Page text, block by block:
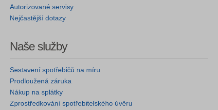
Autorizované servisy
Nejčastější dotazy
Naše služby
Sestavení spotřebičů na míru
Prodloužená záruka
Nákup na splátky
Zprostředkování spotřebitelského úvěru